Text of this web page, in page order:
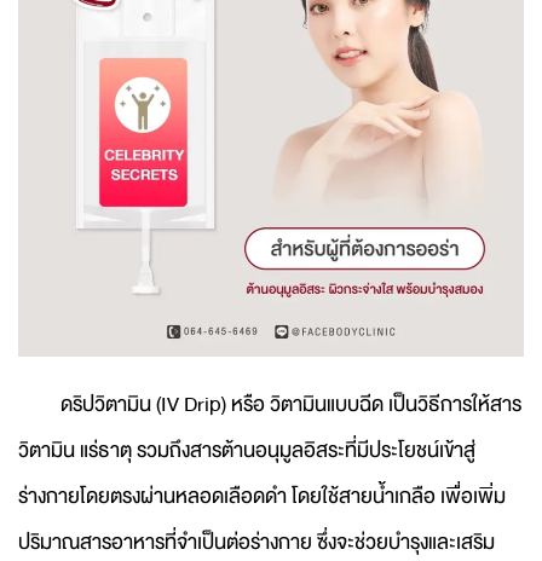
ดริปวิตามิน (IV Drip) หรือ วิตามินแบบฉีด เป็นวิธีการให้สาร
วิตามิน แร่ธาตุ รวมถึงสารต้านอนุมูลอิสระที่มีประโยชน์เข้าสู่
ร่างกายโดยตรงผ่านหลอดเลือดดำ โดยใช้สายน้ำเกลือ เพื่อเพิ่ม
ปริมาณสารอาหารที่จำเป็นต่อร่างกาย ซึ่งจะช่วยบำรุงและเสริม